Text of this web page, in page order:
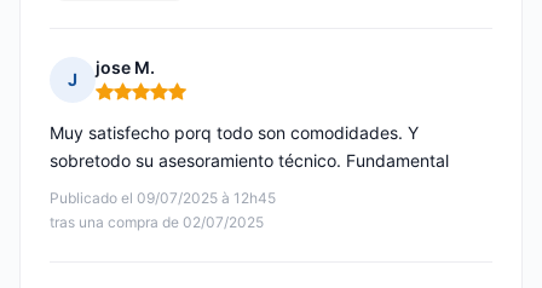
J
jose M.
Nota: 5 de 5
Publicado el 09/07/2025 à 12h45
tras una compra de 02/07/2025
Muy satisfecho porq todo son comodidades. Y
sobretodo su asesoramiento técnico. Fundamental